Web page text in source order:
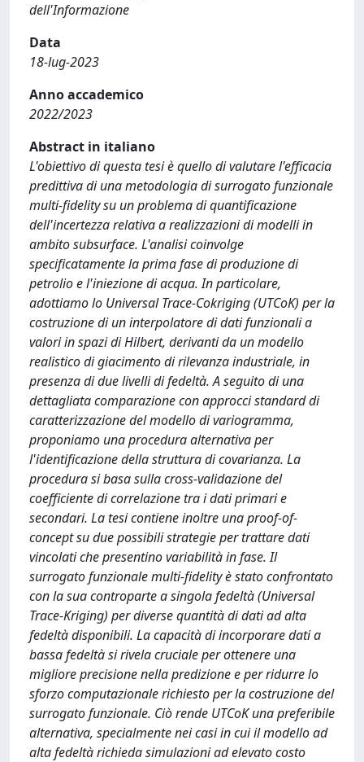
dell'Informazione
Data
18-lug-2023
Anno accademico
2022/2023
Abstract in italiano
L'obiettivo di questa tesi è quello di valutare l'efficacia
predittiva di una metodologia di surrogato funzionale
multi-fidelity su un problema di quantificazione
dell'incertezza relativa a realizzazioni di modelli in
ambito subsurface. L'analisi coinvolge
specificatamente la prima fase di produzione di
petrolio e l'iniezione di acqua. In particolare,
adottiamo lo Universal Trace-Cokriging (UTCoK) per la
costruzione di un interpolatore di dati funzionali a
valori in spazi di Hilbert, derivanti da un modello
realistico di giacimento di rilevanza industriale, in
presenza di due livelli di fedeltà. A seguito di una
dettagliata comparazione con approcci standard di
caratterizzazione del modello di variogramma,
proponiamo una procedura alternativa per
l'identificazione della struttura di covarianza. La
procedura si basa sulla cross-validazione del
coefficiente di correlazione tra i dati primari e
secondari. La tesi contiene inoltre una proof-of-
concept su due possibili strategie per trattare dati
vincolati che presentino variabilità in fase. Il
surrogato funzionale multi-fidelity è stato confrontato
con la sua controparte a singola fedeltà (Universal
Trace-Kriging) per diverse quantità di dati ad alta
fedeltà disponibili. La capacità di incorporare dati a
bassa fedeltà si rivela cruciale per ottenere una
migliore precisione nella predizione e per ridurre lo
sforzo computazionale richiesto per la costruzione del
surrogato funzionale. Ciò rende UTCoK una preferibile
alternativa, specialmente nei casi in cui il modello ad
alta fedeltà richieda simulazioni ad elevato costo